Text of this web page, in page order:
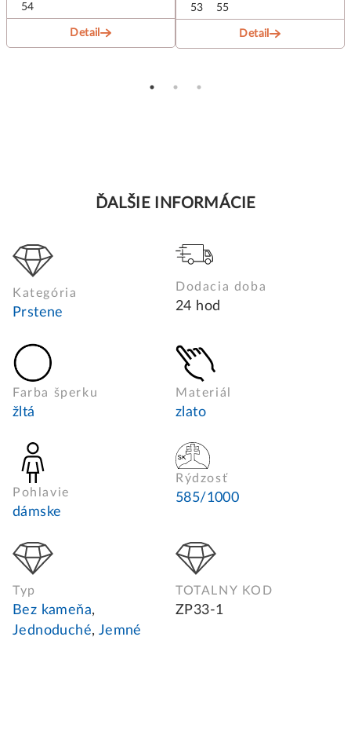
54
Detail
53 55
Detail
ĎALŠIE INFORMÁCIE
Kategória
Prstene
Dodacia doba
24 hod
Farba šperku
žltá
Materiál
zlato
Pohlavie
dámske
Rýdzosť
585/1000
Typ
Bez kameňa,
Jednoduché, Jemné
TOTALNY KOD
ZP33-1